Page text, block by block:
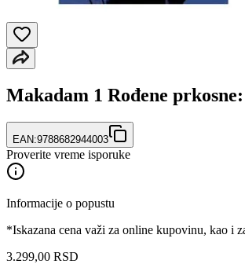
Makadam 1 Rođene
EAN:9788682944003
Proverite vreme isporuke
Informacije o popustu
*Iskazana cena važi za online kupovinu, kao i
3.299,00 RSD